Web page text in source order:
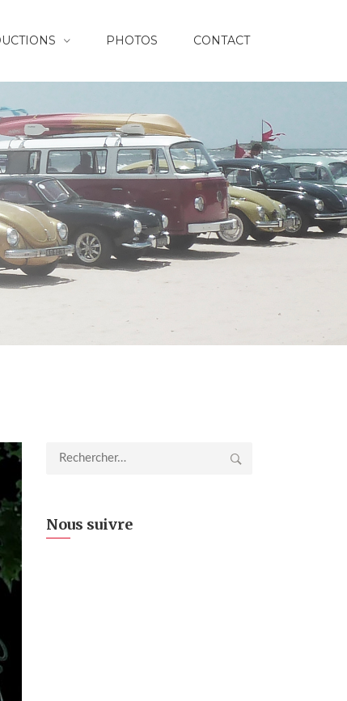
PHOTOS CONTACT
Rechercher :
Nous suivre